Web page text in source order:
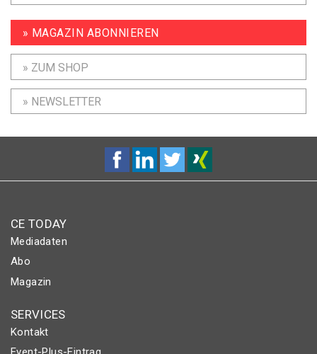
» MAGAZIN ABONNIEREN
» ZUM SHOP
» NEWSLETTER
CE TODAY
Mediadaten
Abo
Magazin
SERVICES
Kontakt